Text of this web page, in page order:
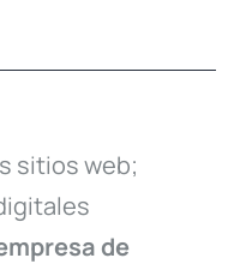
sitios web;
de